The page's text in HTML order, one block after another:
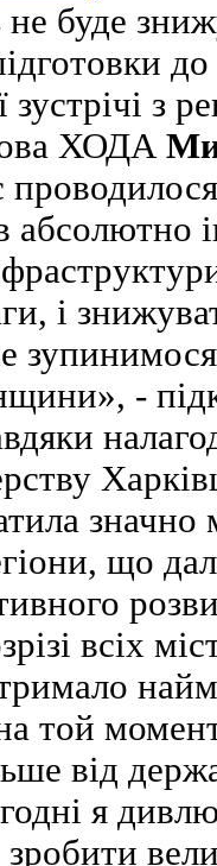
не буде
зустрічі з
ХОДА
абсолютно
і
-
що
всіх
той
від
я